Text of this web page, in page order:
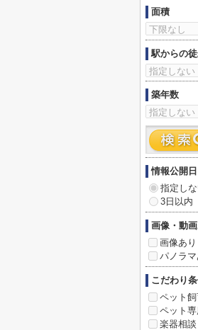
面積
駅からの
築年数
情報公開日
指定し
3日以内
画像・動
画像あり
パノラマ
こだわり
ペット
ペット
楽器相談